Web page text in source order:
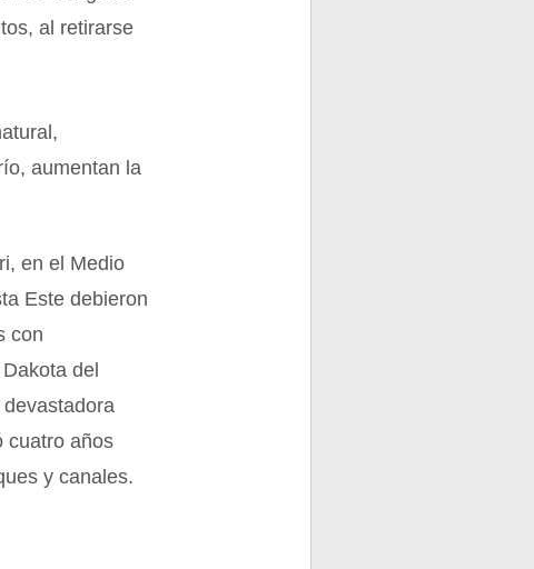
al retirarse
aumentan la
en el Medio
Este debieron
con
del
cuatro años
y canales.